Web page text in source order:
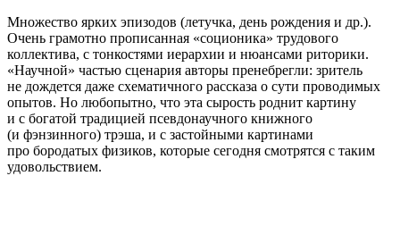
Множество ярких эпизодов (летучка, день рождения и др.).
Очень грамотно прописанная «соционика» трудового
коллектива, с тонкостями иерархии и нюансами риторики.
«Научной» частью сценария авторы пренебрегли: зритель
не дождется даже схематичного рассказа о сути проводимых
опытов. Но любопытно, что эта сырость роднит картину
и с богатой традицией псевдонаучного книжного
(и фэнзинного) трэша, и с застойными картинами
про бородатых физиков, которые сегодня смотрятся с таким
удовольствием.